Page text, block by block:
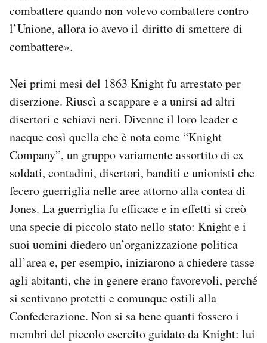
combattere quando non volevo combattere contro
l’Unione, allora io avevo il diritto di smettere di
combattere».
Nei primi mesi del 1863 Knight fu arrestato per
diserzione. Riuscì a scappare e a unirsi ad altri
disertori e schiavi neri. Divenne il loro leader e
nacque così quella che è nota come “Knight
Company”, un gruppo variamente assortito di ex
soldati, contadini, disertori, banditi e unionisti che
fecero guerriglia nelle aree attorno alla contea di
Jones. La guerriglia fu efficace e in effetti si creò
una specie di piccolo stato nello stato: Knight e i
suoi uomini diedero un’organizzazione politica
all’area e, per esempio, iniziarono a chiedere tasse
agli abitanti, che in genere erano favorevoli, perché
si sentivano protetti e comunque ostili alla
Confederazione. Non si sa bene quanti fossero i
membri del piccolo esercito guidato da Knight: lui